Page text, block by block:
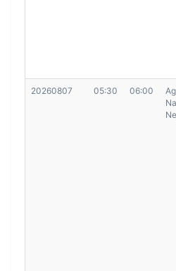
20260807 05:30 06:00